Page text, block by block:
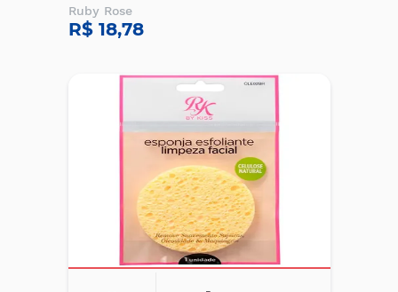
Ruby Rose
R$ 18,78